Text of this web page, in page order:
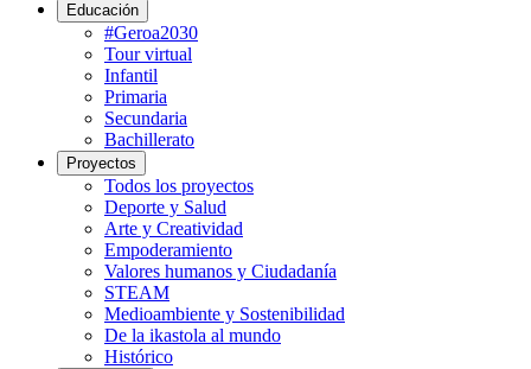
Educación
#Geroa2030
Tour virtual
Infantil
Primaria
Secundaria
Bachillerato
Proyectos
Todos los proyectos
Deporte y Salud
Arte y Creatividad
Empoderamiento
Valores humanos y Ciudadanía
STEAM
Medioambiente y Sostenibilidad
De la ikastola al mundo
Histórico